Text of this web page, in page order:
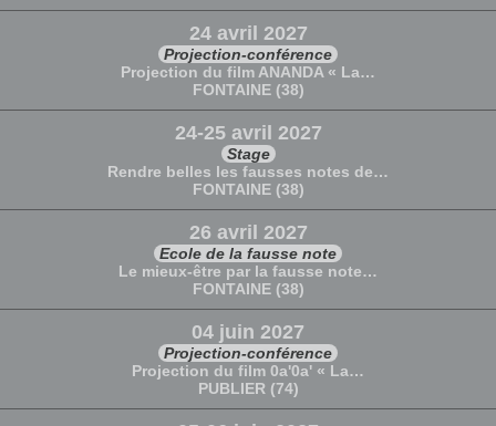
24 avril 2027
Projection-conférence
Projection du film ANANDA « La…
FONTAINE (38)
24-25 avril 2027
Stage
Rendre belles les fausses notes de…
FONTAINE (38)
26 avril 2027
Ecole de la fausse note
Le mieux-être par la fausse note…
FONTAINE (38)
04 juin 2027
Projection-conférence
Projection du film 0a'0a' « La…
PUBLIER (74)